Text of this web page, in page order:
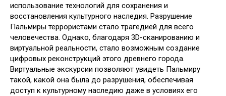
использование технологий для сохранения и
восстановления культурного наследия. Разрушение
Пальмиры террористами стало трагедией для всего
человечества. Однако, благодаря 3D-сканированию и
виртуальной реальности, стало возможным создание
цифровых реконструкций этого древнего города.
Виртуальные экскурсии позволяют увидеть Пальмиру
такой, какой она была до разрушения, обеспечивая
доступ к культурному наследию даже в условиях его